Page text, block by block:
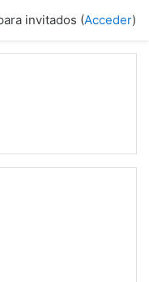
invitados (Acceder)